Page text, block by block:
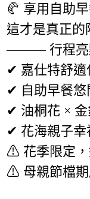
🥐 享用自助
這才是真正的
——— 行程
✔ 嘉仕特舒適
✔ 自助早餐悠
✔ 油桐花 ×
✔ 花海親子幸
⚠ 花季限定
⚠ 母親節檔